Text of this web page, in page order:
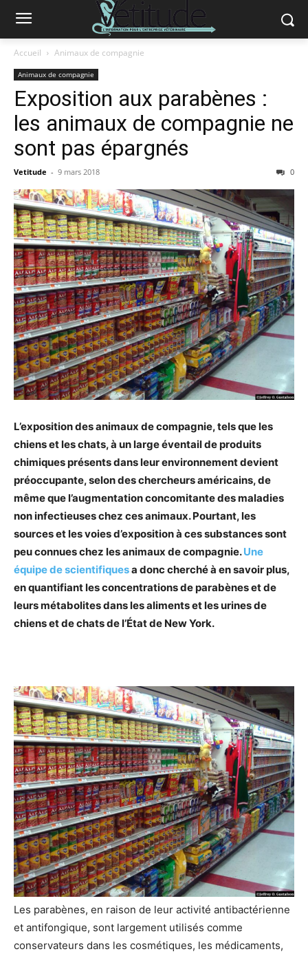
Accueil Animaux de compagnie
Animaux de compagnie
Exposition aux parabènes :
les animaux de compagnie ne
sont pas épargnés
Vetitude - 9 mars 2018 0
L’exposition des animaux de compagnie, tels que les
chiens et les chats, à un large éventail de produits
chimiques présents dans leur environnement devient
préoccupante, selon des chercheurs américains, de
même que l’augmentation concomitante des maladies
non infectieuses chez ces animaux. Pourtant, les
sources et les voies d’exposition à ces substances sont
peu connues chez les animaux de compagnie.Une
équipe de scientifiquesa donc cherché à en savoir plus,
en quantifiant les concentrations de parabènes et de
leurs métabolites dans les aliments et les urines de
chiens et de chats de l’État de New York.
Les parabènes, en raison de leur activité antibactérienne
et antifongique, sont largement utilisés comme
conservateurs dans les cosmétiques, les médicaments,